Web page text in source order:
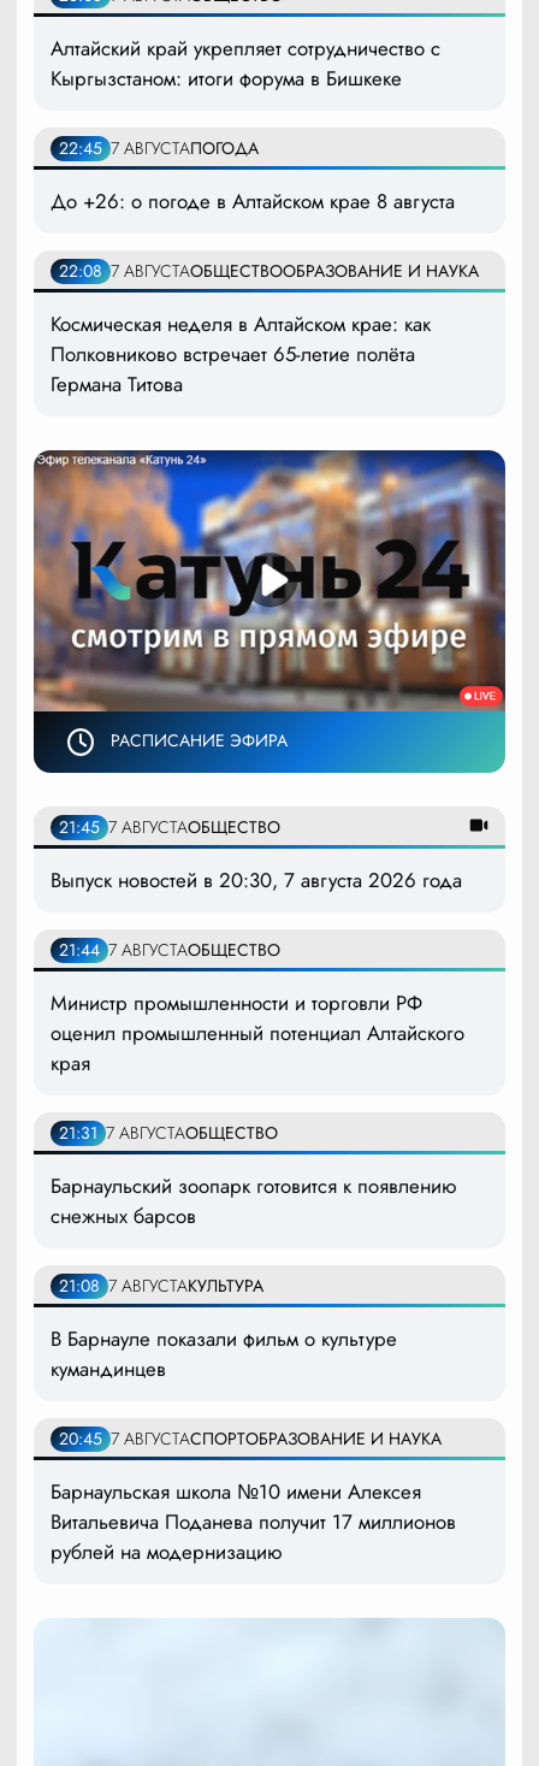
Алтайский край укрепляет сотрудничество с
Кыргызстаном: итоги форума в Бишкеке
22:45 7 АВГУСТАПОГОДА
До +26: о погоде в Алтайском крае 8 августа
22:08 7 АВГУСТАОБЩЕСТВООБРАЗОВАНИЕ И НАУКА
Космическая неделя в Алтайском крае: как
Полковниково встречает 65-летие полёта
Германа Титова
РАСПИСАНИЕ ЭФИРА
21:45 7 АВГУСТАОБЩЕСТВО
Выпуск новостей в 20:30, 7 августа 2026 года
21:44 7 АВГУСТАОБЩЕСТВО
Министр промышленности и торговли РФ
оценил промышленный потенциал Алтайского
края
21:31 7 АВГУСТАОБЩЕСТВО
Барнаульский зоопарк готовится к появлению
снежных барсов
21:08 7 АВГУСТАКУЛЬТУРА
В Барнауле показали фильм о культуре
кумандинцев
20:45 7 АВГУСТАСПОРТОБРАЗОВАНИЕ И НАУКА
Барнаульская школа №10 имени Алексея
Витальевича Поданева получит 17 миллионов
рублей на модернизацию